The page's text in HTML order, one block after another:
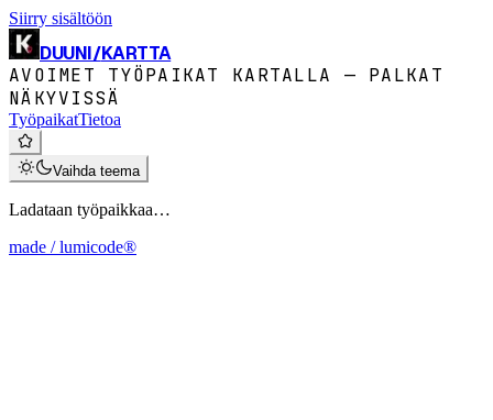
Siirry sisältöön
DUUNI/KARTTA
AVOIMET TYÖPAIKAT KARTALLA — PALKAT
NÄKYVISSÄ
TyöpaikatTietoa
Vaihda teema
Ladataan työpaikkaa…
made / lumicode®